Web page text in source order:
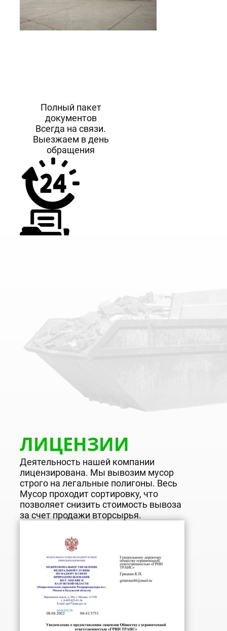
Полный пакет
документов
Всегда на связи.
Выезжаем в день
обращения
10
лет вывозим мусор
контейнерами в
Москве и области
ЛИЦЕНЗИИ
Деятельность нашей компании
лицензирована. Мы вывозим мусор
строго на легальные полигоны. Весь
Мусор проходит сортировку, что
позволяет снизить стоимость вывоза
за счет продажи вторсырья.